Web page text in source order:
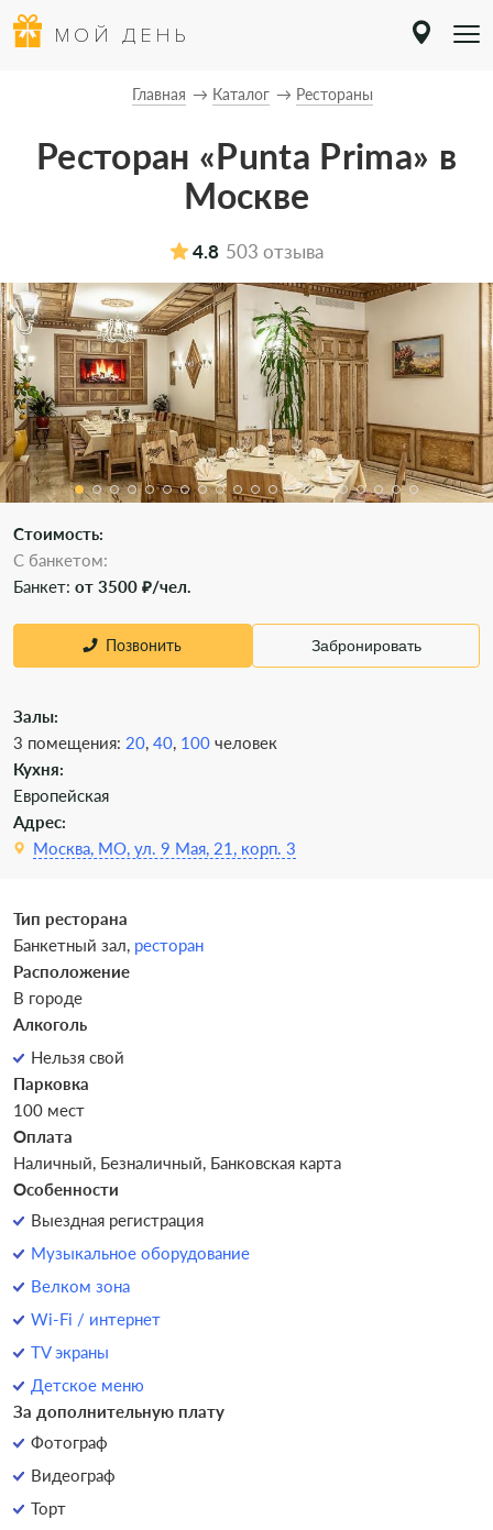
МОЙ ДЕНЬ
Главная Каталог Рестораны
Ресторан «Punta Prima» в
Москве
4.8 503 отзыва
Стоимость:
С банкетом:
Банкет: от 3500 ₽/чел.
Позвонить Забронировать
Залы:
3 помещения: 20, 40, 100 человек
Кухня:
Европейская
Адрес:
Москва, МО, ул. 9 Мая, 21, корп. 3
Тип ресторана
Банкетный зал, ресторан
Расположение
В городе
Алкоголь
Нельзя свой
Парковка
100 мест
Оплата
Наличный, Безналичный, Банковская карта
Особенности
Выездная регистрация
Музыкальное оборудование
Велком зона
Wi-Fi / интернет
TV экраны
Детское меню
За дополнительную плату
Фотограф
Видеограф
Торт